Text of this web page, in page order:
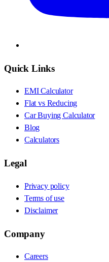
Quick Links
EMI Calculator
Flat vs Reducing
Car Buying Calculator
Blog
Calculators
Legal
Privacy policy
Terms of use
Disclaimer
Company
Careers